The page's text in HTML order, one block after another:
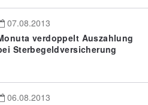
07.08.2013
verdoppelt Auszahlung
Sterbegeldversicherung
06.08.2013